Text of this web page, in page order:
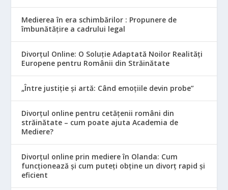
Medierea în era schimbărilor : Propunere de
îmbunătățire a cadrului legal
Divorțul Online: O Soluție Adaptată Noilor Realități
Europene pentru Românii din Străinătate
„Între justiție și artă: Când emoțiile devin probe”
Divorțul online pentru cetățenii români din
străinătate – cum poate ajuta Academia de
Mediere?
Divorțul online prin mediere în Olanda: Cum
funcționează și cum puteți obține un divorț rapid și
eficient